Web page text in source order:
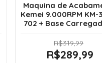
Maquina de
Kemei 9.000RPM KM-
702 + Base
R$319,99
R$289,99